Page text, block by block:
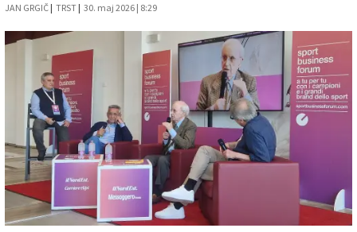
Uredništvo
Založnik
Zadruga PD
Naročnine
JAN GRGIČ | TRST | 30. maj 2026 | 8:29